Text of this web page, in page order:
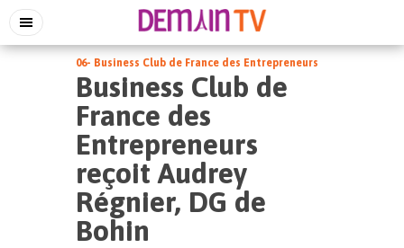
06- Business Club de France des Entrepreneurs
Business Club de
France des
Entrepreneurs
reçoit Audrey
Régnier, DG de
Bohin